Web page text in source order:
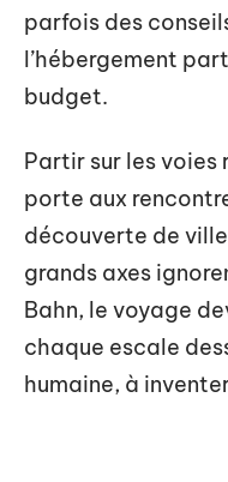
parfois des
l’hébergement
budget.
Partir sur les voies
porte aux
découverte de
grands axes
Bahn, le voyage
chaque escale
humaine, à